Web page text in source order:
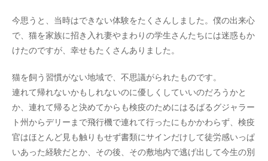
今思うと、当時はできない体験をたくさんしました。僕の出来心
で、猫を家族に招き入れ妻やまわりの学生さんたちには迷惑もか
けたのですが、幸せもたくさんありました。
猫を飼う習慣がない地域で、不思議がられたものです。
連れて帰れないかもしれないのに優しくしていいのだろうかと
か、連れて帰ると決めてからも検疫のためにはるばるグジャラー
ト州からデリーまで飛行機で連れて行ったにもかかわらず、検疫
官はほとんど見も触りもせず書類にサインだけして徒労感いっぱ
いあった経験だとか、その後、その敷地内で逃げ出して今生の別